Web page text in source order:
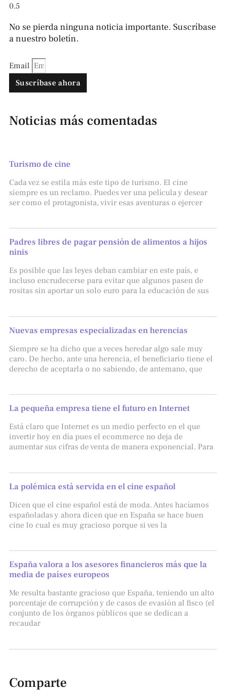
No se pierda ninguna noticia importante. Suscríbase
a nuestro boletín.
Email
Suscríbase ahora
Noticias más comentadas
Turismo de cine
Cada vez se estila más este tipo de turismo. El cine
siempre es un reclamo. Puedes ver una película y desear
ser como el protagonista, vivir esas aventuras o ejercer
Padres libres de pagar pensión de alimentos a hijos
ninis
Es posible que las leyes deban cambiar en este país, e
incluso encrudecerse para evitar que algunos pasen de
rositas sin aportar un solo euro para la educación de sus
Nuevas empresas especializadas en herencias
Siempre se ha dicho que a veces heredar algo sale muy
caro. De hecho, ante una herencia, el beneficiario tiene el
derecho de aceptarla o no sabiendo, de antemano, que
La pequeña empresa tiene el futuro en Internet
Está claro que Internet es un medio perfecto en el que
invertir hoy en día pues el ecommerce no deja de
aumentar sus cifras de venta de manera exponencial. Para
La polémica está servida en el cine español
Dicen que el cine español está de moda. Antes hacíamos
españoladas y ahora dicen que en España se hace buen
cine lo cual es muy gracioso porque si ves la
España valora a los asesores financieros más que la
media de países europeos
Me resulta bastante gracioso que España, teniendo un alto
porcentaje de corrupción y de casos de evasión al fisco (el
conjunto de los órganos públicos que se dedican a
recaudar
Comparte